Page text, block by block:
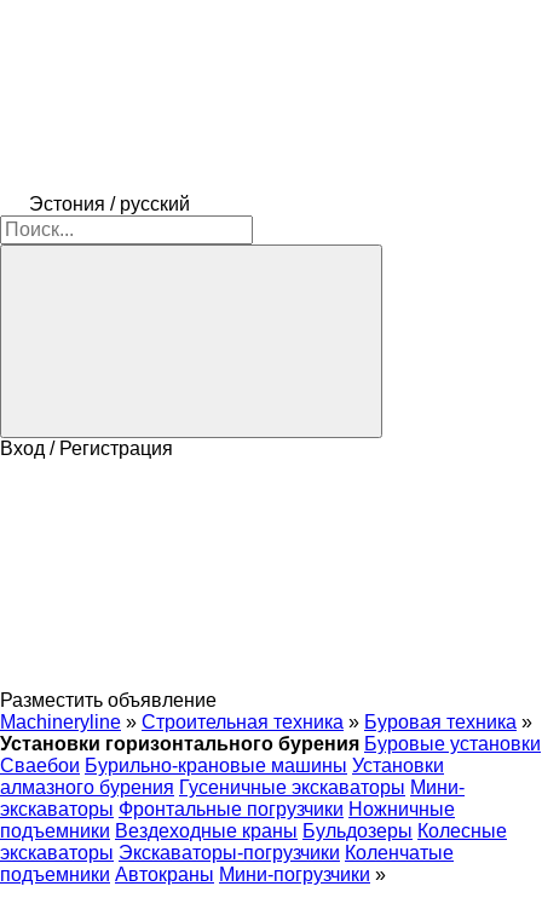
Эстония / русский
Вход / Регистрация
Разместить объявление
Machineryline » Строительная техника » Буровая техника »
Установки горизонтального бурения Буровые установки
Сваебои Бурильно-крановые машины Установки
алмазного бурения Гусеничные экскаваторы Мини-
экскаваторы Фронтальные погрузчики Ножничные
подъемники Вездеходные краны Бульдозеры Колесные
экскаваторы Экскаваторы-погрузчики Коленчатые
подъемники Автокраны Мини-погрузчики »